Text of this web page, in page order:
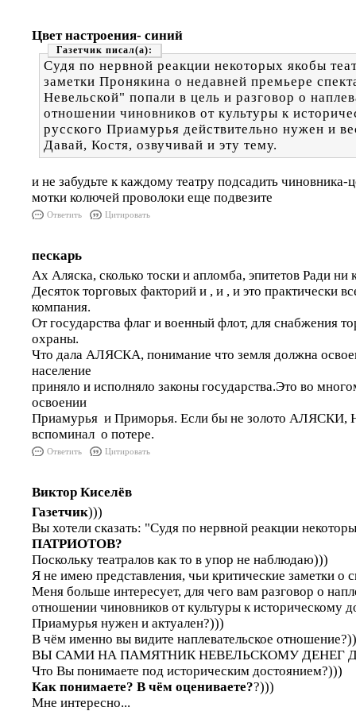
Цвет настроения- синий
Газетчик
Судя по нервной реакции некоторых якобы
заметки Пронякина о недавней премьере
Невельской" попали в цель и разговор о
отношении чиновников от культуры к
русского Приамурья действительно нужен и
Давай, Костя, озвучивай и эту тему.
и не забудьте к каждому театру подсадить чиновника-
мотки колючей проволоки еще подвезите
Ответить Цитировать
пескарь
Ах Аляска, сколько тоски и апломба, эпитетов Ради
Десяток торговых факторий и , и , и это практически
компания.
От государства флаг и военный флот, для снабжения
охраны.
Что дала АЛЯСКА, понимание что земля должна
население
приняло и исполняло законы государства.Это во
освоении
Приамурья и Приморья. Если бы не золото
вспоминал о потере.
Ответить Цитировать
Виктор Киселёв
Газетчик)))
Вы хотели сказать: "Судя по нервной реакции
ПАТРИОТОВ?
Поскольку театралов как то в упор не наблюдаю)))
Я не имею представления, чьи критические заметки о
Меня больше интересует, для чего вам разговор о
отношении чиновников от культуры к историческому
Приамурья нужен и актуален?)))
В чём именно вы видите наплевательское
ВЫ САМИ НА ПАМЯТНИК НЕВЕЛЬСКОМУ ДЕНЕГ
Что Вы понимаете под историческим достоянием?)))
Как понимаете? В чём оцениваете??)))
Мне интересно...